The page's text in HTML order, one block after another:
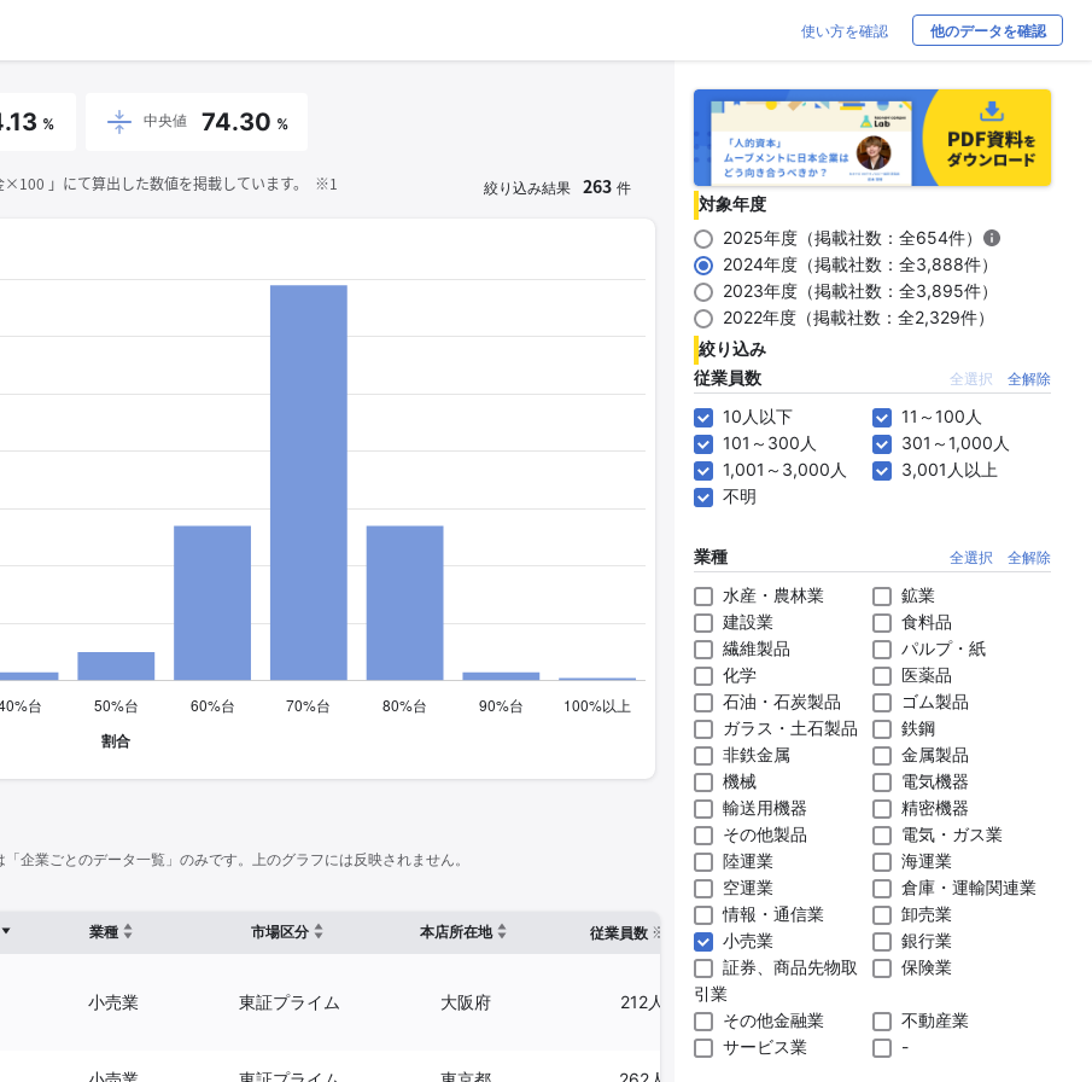
使い方を確認 他のデータを確認
% 中央値 74.30 %
」にて算出した数値を掲載しています。 ※1 絞り込み結果 263 件
企業ごとのデータ一覧」のみです。上のグラフには反映されません。
業種 市場区分 本店所在地 従業員数 ※1 臨時従業員数 確認した有報締日
小売業 東証プライム 大阪府 212人
対象年度
2025年度（掲載社数：全654件）
2024年度（掲載社数：全3,888件）
2023年度（掲載社数：全3,895件）
2022年度（掲載社数：全2,329件）
絞り込み
従業員数
全選択 全解除
10人以下
11～100人
101～300人
301～1,000人
1,001～3,000人
3,001人以上
不明
業種 全選択 全解除
水産・農林業
鉱業
建設業
食料品
繊維製品
パルプ・紙
化学
医薬品
石油・石炭製品
ゴム製品
ガラス・土石製品
鉄鋼
非鉄金属
金属製品
機械
電気機器
輸送用機器
精密機器
その他製品
電気・ガス業
陸運業
海運業
空運業
倉庫・運輸関連業
情報・通信業
卸売業
小売業
銀行業
証券、商品先物取
引業
保険業
その他金融業
不動産業
サービス業
-